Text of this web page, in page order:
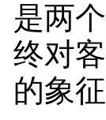
是两
终对
的象征